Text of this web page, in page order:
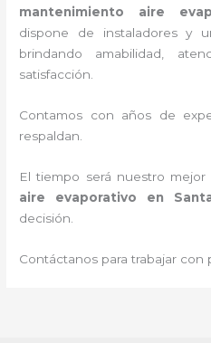
mantenimiento aire
dispone de instaladores y
brindando amabilidad,
satisfacción.
Contamos con años de
respaldan.
El tiempo será nuestro mejor
aire evaporativo en
decisión.
Contáctanos para trabajar con